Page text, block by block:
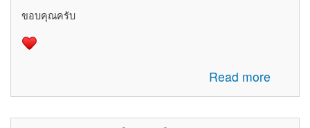
ขอบคุณครับ
Read more
about รับสมัครทีมงานอัพเดทข่าวสารเกี่ยวกับ Drupal ใน
ประเทศไทย